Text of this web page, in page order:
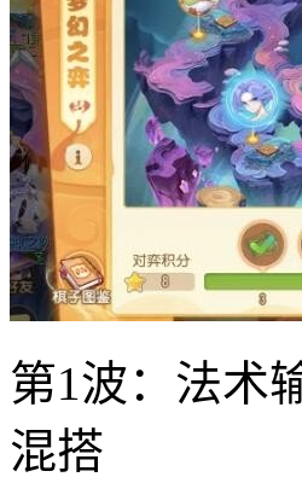
第1波：法术
混搭